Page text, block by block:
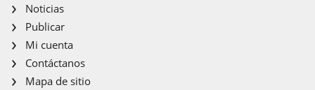
Noticias
Publicar
Mi cuenta
Contáctanos
Mapa de sitio